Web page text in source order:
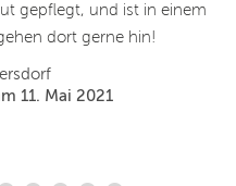
gepflegt, und ist in einem
dort gerne hin!
11. Mai 2021